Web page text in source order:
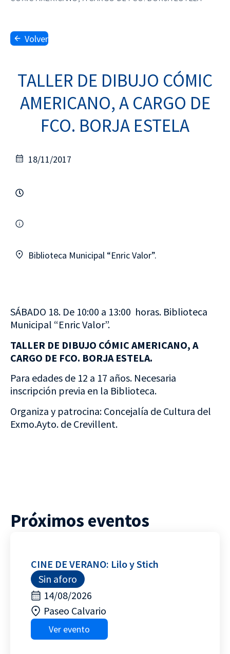
Volver
TALLER DE DIBUJO CÓMIC
AMERICANO, A CARGO DE
FCO. BORJA ESTELA
18/11/2017
Biblioteca Municipal “Enric Valor”.
SÁBADO 18. De 10:00 a 13:00 horas. Biblioteca
Municipal “Enric Valor”.
TALLER DE DIBUJO CÓMIC AMERICANO, A
CARGO DE FCO. BORJA ESTELA.
Para edades de 12 a 17 años. Necesaria
inscripción previa en la Biblioteca.
Organiza y patrocina: Concejalía de Cultura del
Exmo.Ayto. de Crevillent.
Próximos eventos
CINE DE VERANO: Lilo y Stich
Sin aforo
14/08/2026
Paseo Calvario
Ver evento